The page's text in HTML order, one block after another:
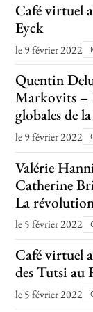
Café virtuel
Eyck
le 9 février 2022
Quentin
Markovits –
globales de
le 9 février 2022
Valérie
Catherine
La
le 5 février 2022
Café virtuel
des Tutsi au
le 5 février 2022